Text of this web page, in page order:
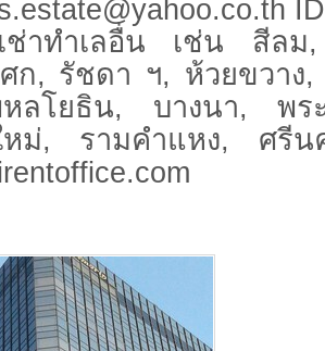
ช่าทำเลอื่น เช่น สีล
ก, รัชดา ฯ, ห้วยขวาง
ลโยธิน, บางนา, พร
ใหม่, รามคำแหง, ศ